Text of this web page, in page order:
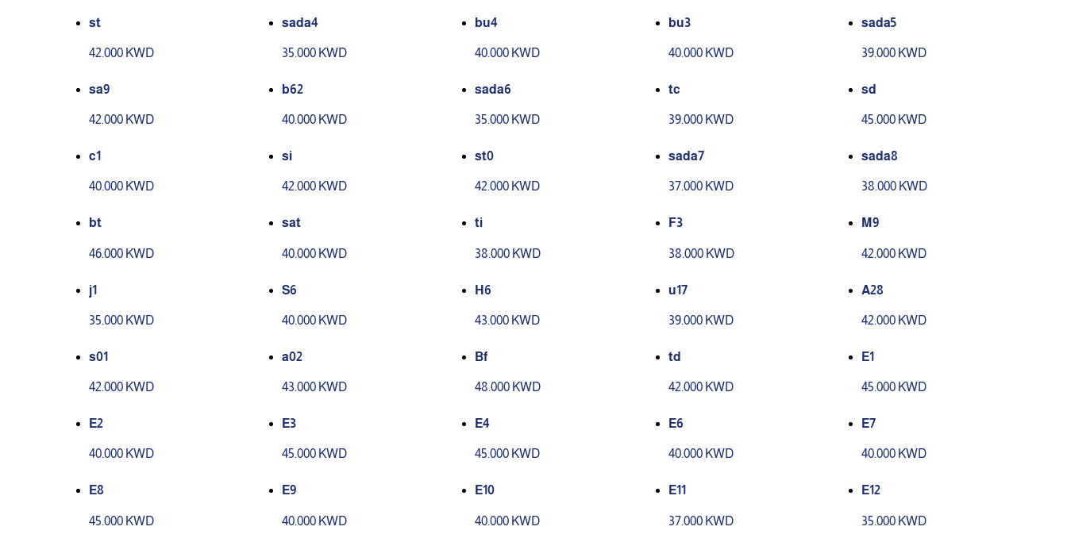
st
42.000 KWD
sada4
35.000 KWD
bu4
40.000 KWD
bu3
40.000 KWD
sada5
39.000 KWD
sa9
42.000 KWD
b62
40.000 KWD
sada6
35.000 KWD
tc
39.000 KWD
sd
45.000 KWD
c1
40.000 KWD
si
42.000 KWD
st0
42.000 KWD
sada7
37.000 KWD
sada8
38.000 KWD
bt
46.000 KWD
sat
40.000 KWD
ti
38.000 KWD
F3
38.000 KWD
M9
42.000 KWD
j1
35.000 KWD
S6
40.000 KWD
H6
43.000 KWD
u17
39.000 KWD
A28
42.000 KWD
s01
42.000 KWD
a02
43.000 KWD
Bf
48.000 KWD
td
42.000 KWD
E1
45.000 KWD
E2
40.000 KWD
E3
45.000 KWD
E4
45.000 KWD
E6
40.000 KWD
E7
40.000 KWD
E8
45.000 KWD
E9
40.000 KWD
E10
40.000 KWD
E11
37.000 KWD
E12
35.000 KWD